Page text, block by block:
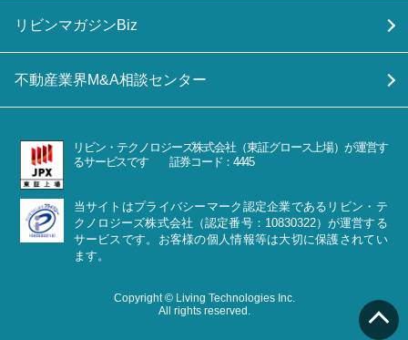
リビンマガジンBiz
不動産業界M&A相談センター
リビン・テクノロジーズ株式会社（東証グロース上場）が運営す
るサービスです 証券コード：4445
当サイトはプライバシーマーク認定企業であるリビン・テ
クノロジーズ株式会社（認定番号：10830322）が運営する
サービスです。お客様の個人情報等は大切に保護されてい
ます。
Copyright © Living Technologies Inc.
All rights reserved.